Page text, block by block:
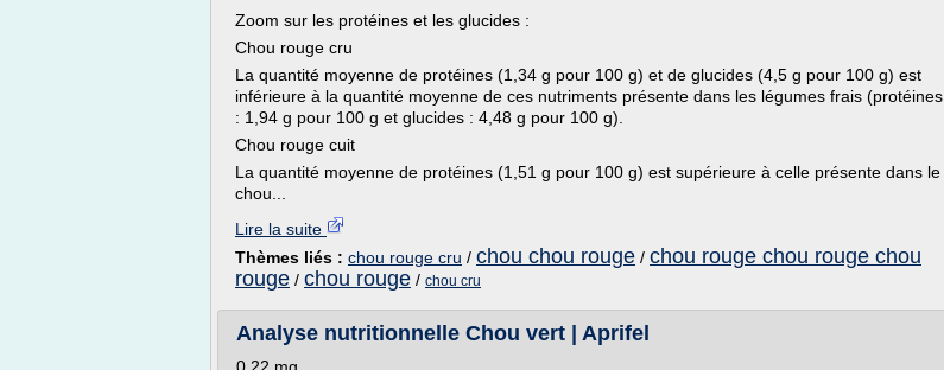
Zoom sur les protéines et les glucides :
Chou rouge cru
La quantité moyenne de protéines (1,34 g pour 100 g) et de glucides (4,5 g pour 100 g) est
inférieure à la quantité moyenne de ces nutriments présente dans les légumes frais (protéines
: 1,94 g pour 100 g et glucides : 4,48 g pour 100 g).
Chou rouge cuit
La quantité moyenne de protéines (1,51 g pour 100 g) est supérieure à celle présente dans le
chou...
Lire la suite
Thèmes liés : chou rouge cru / chou chou rouge / chou rouge chou rouge chou
rouge / chou rouge / chou cru
Analyse nutritionnelle Chou vert | Aprifel